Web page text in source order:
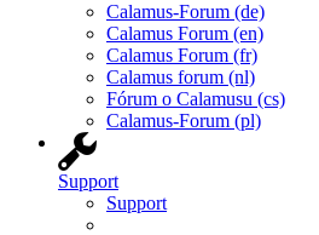
Calamus-Forum (de)
Calamus Forum (en)
Calamus Forum (fr)
Calamus forum (nl)
Fórum o Calamusu (cs)
Calamus-Forum (pl)
Support
Support